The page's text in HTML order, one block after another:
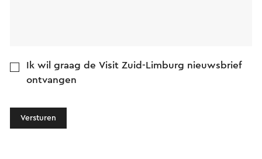
Ik wil graag de Visit Zuid-Limburg nieuwsbrief
ontvangen
Versturen